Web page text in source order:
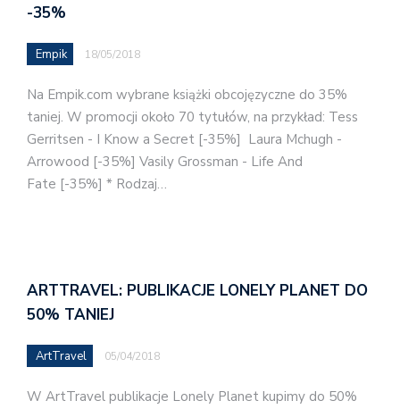
-35%
Empik 18/05/2018
Na Empik.com wybrane książki obcojęzyczne do 35%
taniej. W promocji około 70 tytułów, na przykład: Tess
Gerritsen - I Know a Secret [-35%] Laura Mchugh -
Arrowood [-35%] Vasily Grossman - Life And
Fate [-35%] * Rodzaj…
ARTTRAVEL: PUBLIKACJE LONELY PLANET DO
50% TANIEJ
ArtTravel 05/04/2018
W ArtTravel publikacje Lonely Planet kupimy do 50%